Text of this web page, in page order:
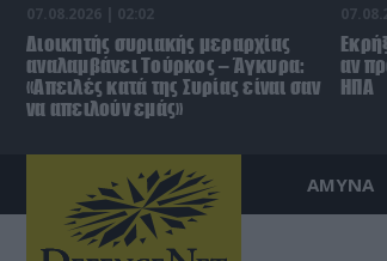
07.08.2026 | 02:02
Διοικητής συριακής μεραρχίας
αναλαμβάνει Τούρκος – Άγκυρα:
«Απειλές κατά της Συρίας είναι σαν
να απειλούν εμάς»
αν
ΗΠΑ
ΑΜΥΝΑ